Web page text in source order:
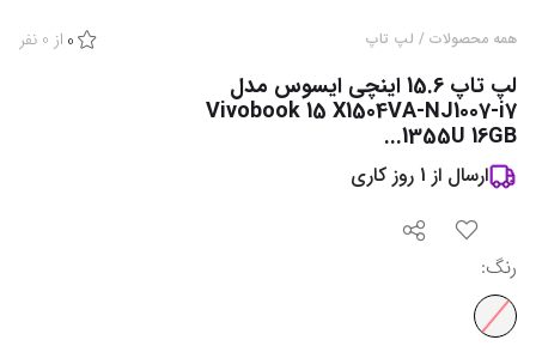
همه محصولات / لپ تاپ 0 از 0 نفر
لپ تاپ 15.6 اینچی ایسوس مدل
Vivobook 15 X1504VA-NJ1007-i7
1355U 16GB...
ارسال از 1 روز کاری
رنگ: